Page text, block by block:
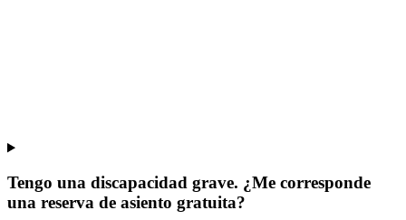
Tengo una discapacidad grave. ¿Me corresponde
una reserva de asiento gratuita?